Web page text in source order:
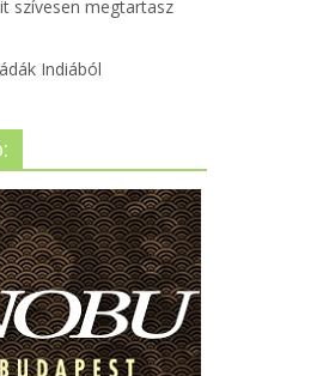
szívesen megtartasz
Indiából